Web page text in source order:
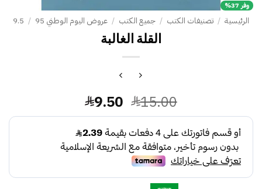
وفر 37%
الرئيسية / تصنيفات الكتب / جميع الكتب / عروض اليوم الوطني 95 /
9.5
القلة الغالبة
15.00 السعر
الأصلي
هو:
15.00.
9.50 السعر
الحالي
هو:
9.50.